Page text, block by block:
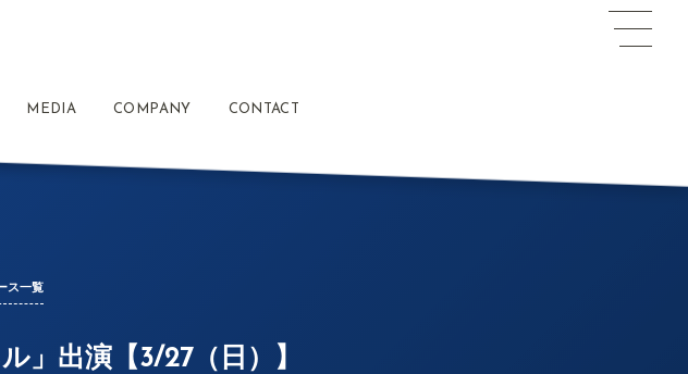
MEDIA COMPANY CONTACT
ス一覧
」出演【3/27（日）】